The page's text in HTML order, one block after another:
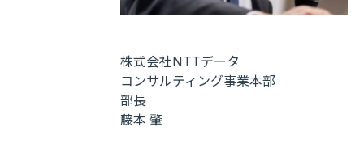
株式会社NTTデータ
コンサルティング事業本部
部長
藤本 肇